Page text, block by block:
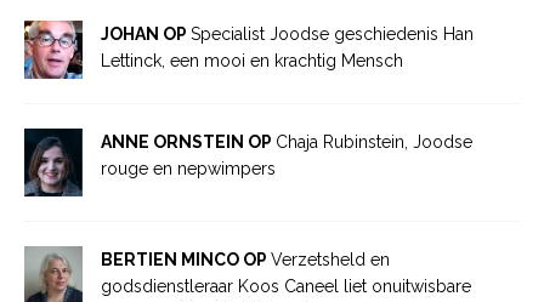
JOHAN OP Specialist Joodse geschiedenis Han
Lettinck, een mooi en krachtig Mensch
ANNE ORNSTEIN OP Chaja Rubinstein, Joodse
rouge en nepwimpers
BERTIEN MINCO OP Verzetsheld en
godsdienstleraar Koos Caneel liet onuitwisbare